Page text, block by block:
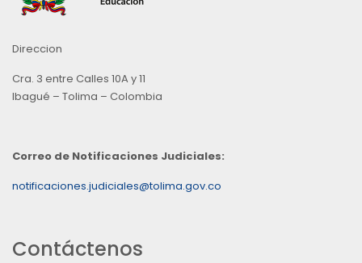
Direccion
Cra. 3 entre Calles 10A y 11
Ibagué – Tolima – Colombia
Correo de Notificaciones Judiciales:
notificaciones.judiciales@tolima.gov.co
Contáctenos